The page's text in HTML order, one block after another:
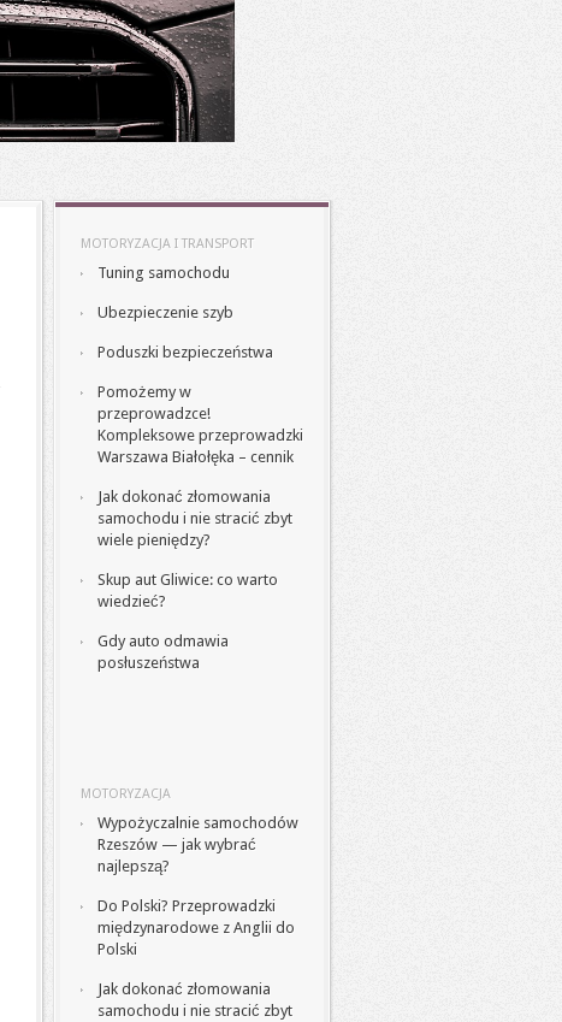
MOTORYZACJA I TRANSPORT
Tuning samochodu
Ubezpieczenie szyb
Poduszki bezpieczeństwa
Pomożemy w
przeprowadzce!
Kompleksowe przeprowadzki
Warszawa Białołęka – cennik
Jak dokonać złomowania
samochodu i nie stracić zbyt
wiele pieniędzy?
Skup aut Gliwice: co warto
wiedzieć?
Gdy auto odmawia
posłuszeństwa
MOTORYZACJA
Wypożyczalnie samochodów
Rzeszów — jak wybrać
najlepszą?
Do Polski? Przeprowadzki
międzynarodowe z Anglii do
Polski
Jak dokonać złomowania
samochodu i nie stracić zbyt